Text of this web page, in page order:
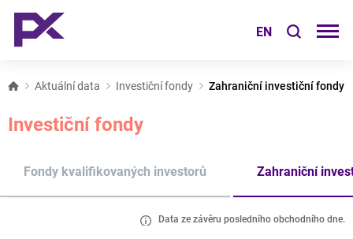
EN
Aktuální data Investiční fondy Zahraniční investiční fondy
Investiční fondy
Fondy kvalifikovaných investorů Zahraniční
Data ze závěru posledního obchodního dne.